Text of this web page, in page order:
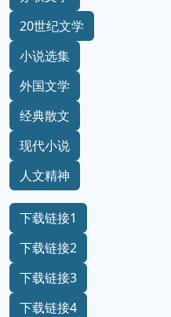
20世纪文学
小说选集
外国文学
经典散文
现代小说
人文精神
下载链接1
下载链接2
下载链接3
下载链接4